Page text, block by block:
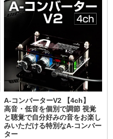
A-コンバーターV2 【4ch】
高音・低音を個別で調節 視覚
と聴覚で自分好みの音をお楽し
みいただける特別なA-コンバー
ター